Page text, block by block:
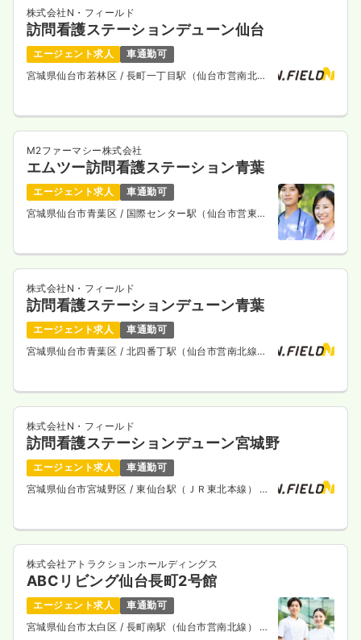
株式会社N・フィールド
訪問看護ステーションデューン仙台
エージェント求人
車通勤可
宮城県仙台市若林区 / 長町一丁目駅（仙台市営南北
M2ファーマシー株式会社
エムツー訪問看護ステーション青葉
エージェント求人
車通勤可
宮城県仙台市青葉区 / 国際センター駅（仙台市営東西
株式会社N・フィールド
訪問看護ステーションデューン青葉
エージェント求人
車通勤可
宮城県仙台市青葉区 / 北四番丁駅（仙台市営南北線）
株式会社N・フィールド
訪問看護ステーションデューン宮城野
エージェント求人
車通勤可
宮城県仙台市宮城野区 / 東仙台駅（ＪＲ東北本線） 徒
株式会社アトラクションホールディングス
ABCリビング仙台長町2号館
エージェント求人
車通勤可
宮城県仙台市太白区 / 長町南駅（仙台市営南北線） 徒